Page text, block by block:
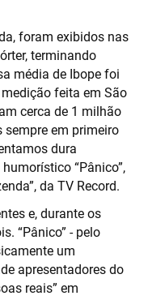
foram exibidos nas
terminando
média de Ibope foi
feita em São
cerca de 1 milhão
em primeiro
dura
“Pânico”,
da TV Record.
e, durante os
“Pânico” - pelo
um
apresentadores do
reais” em